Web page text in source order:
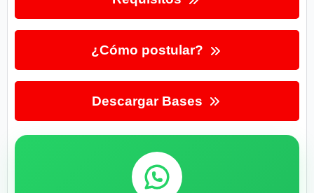
¿Cómo postular?
Descargar Bases